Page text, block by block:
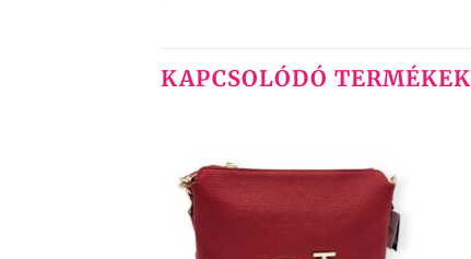
KAPCSOLÓDÓ TERMÉKEK